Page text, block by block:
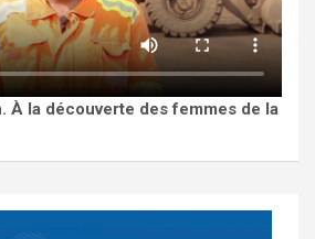
À la découverte des femmes de la